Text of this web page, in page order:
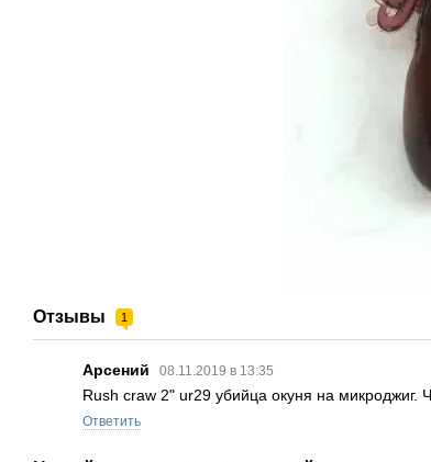
Отзывы 1
Арсений 08.11.2019 в 13:35
Rush craw 2" ur29 убийца окуня на микроджиг.
Ответить